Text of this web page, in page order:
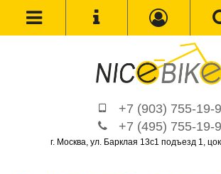
+7 (903) 755-19-
+7 (495) 755-19-
г. Москва, ул. Барклая 13с1 подъезд 1,